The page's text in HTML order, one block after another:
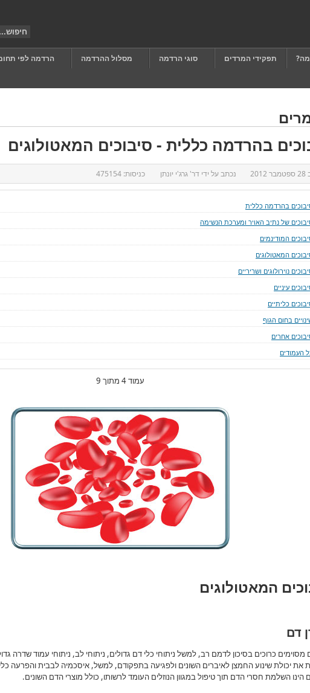
תפקידי המרדים סוגי הרדמה מסלול ההרדמה הרדמה לפי
בהרדמה כללית - סיבוכים המאטולוגים
28 ספטמבר 2012 נכתב על ידי דר' גרג'י יונתן כניסות: 475154
בהרדמה כללית
של נתיב האויר ומערכת הנשימה
המודינמים
המאטולוגים
נוירולוגים ושריריים
עיניים
כליתיים
בחום הגוף
אחרים
העמודים
עמוד 4 מתוך 9
המאטולוגים
דם
מסוימים כרוכים בסיכון לדמם רב, למשל ניתוחי כלי דם גדולים, ניתוחי לב, ניתוחי עמוד שדרה
את יכולת שינוע החמצן לאיברים השונים ולפגיעה בתפקודם, למשל, איסכמיה לבבית והפרעה
הינו השלמת חסרי הדם תוך טיפול במגוון הנוזלים העומד לרשותו, כולל מוצרי הדם השונים.